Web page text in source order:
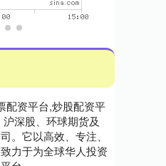
配资平台,炒股配资平
深股、环球期货及
。它以高效、专注、
力于为全球华人投资